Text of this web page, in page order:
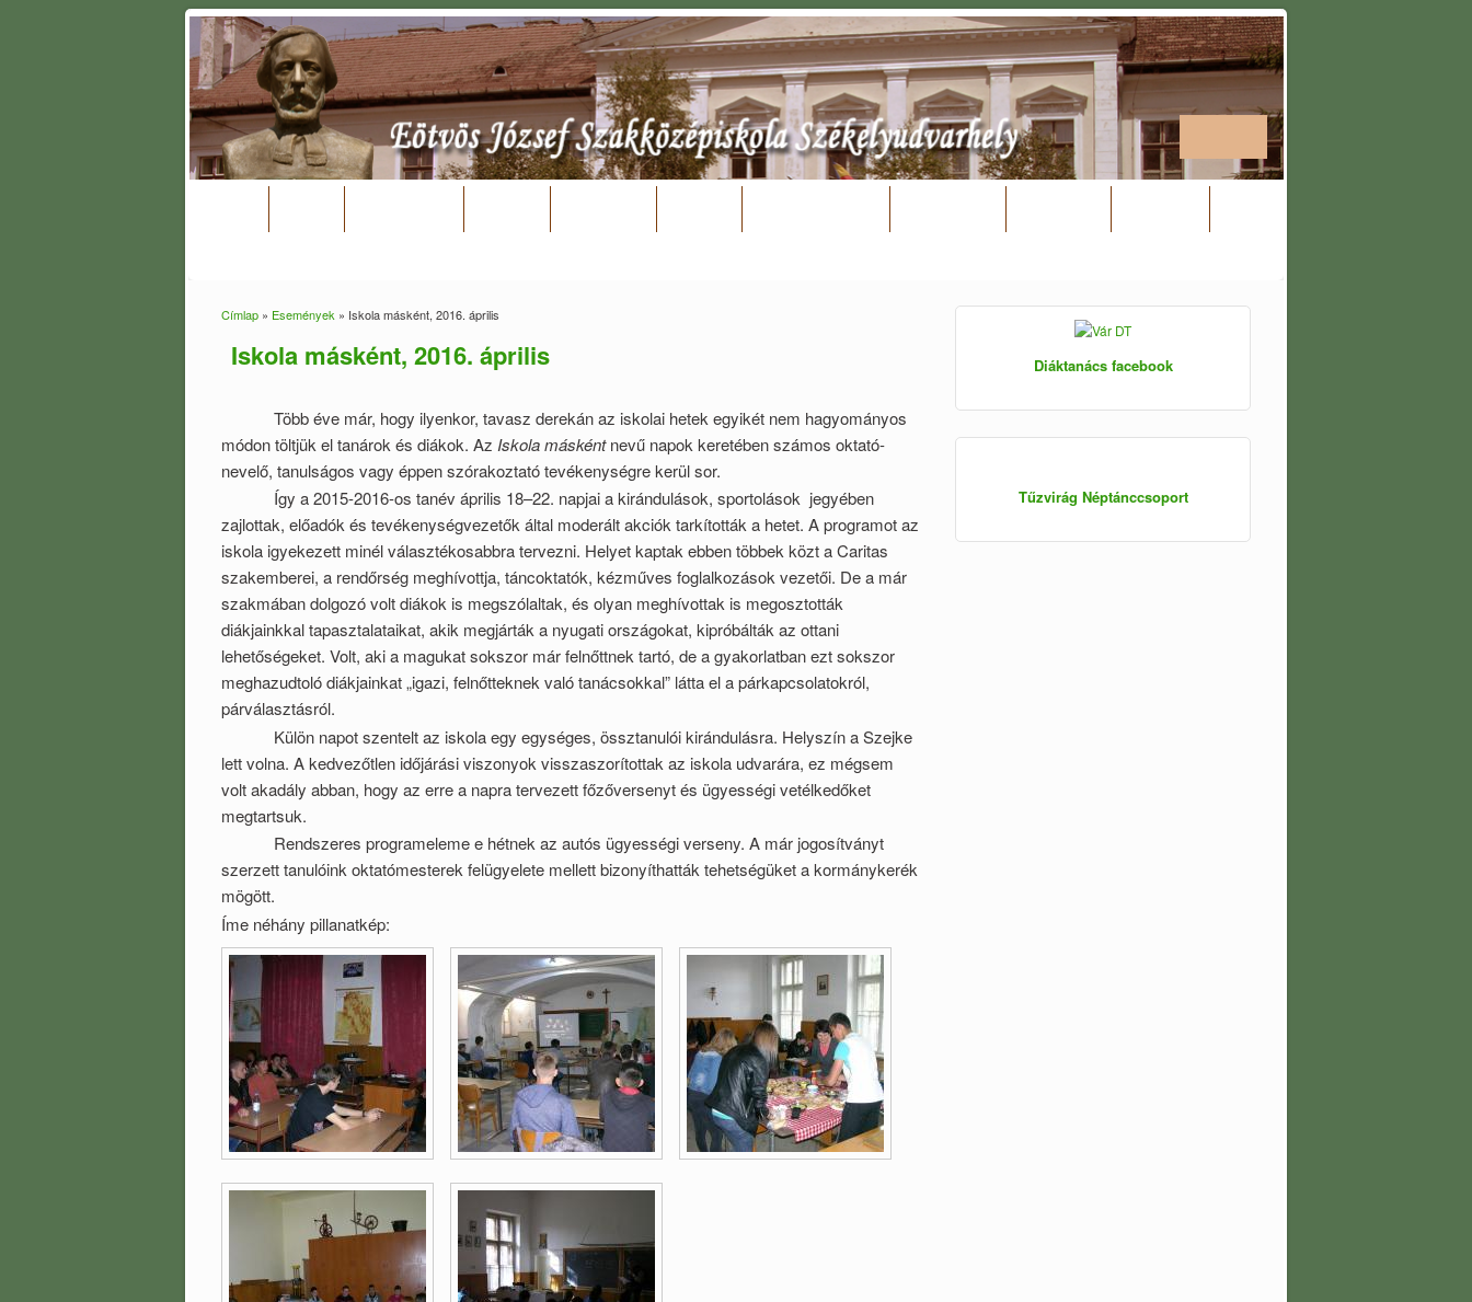
Címlap » Események » Iskola másként, 2016. április
Iskola másként, 2016. április
Több éve már, hogy ilyenkor, tavasz derekán az iskolai hetek egyikét nem hagyományos
módon töltjük el tanárok és diákok. Az Iskola máskéntnevű napok keretében számos oktató-
nevelő, tanulságos vagy éppen szórakoztató tevékenységre kerül sor.
Így a 2015-2016-os tanév április 18–22. napjai a kirándulások, sportolások jegyében
zajlottak, előadók és tevékenységvezetők által moderált akciók tarkították a hetet. A programot az
iskola igyekezett minél választékosabbra tervezni. Helyet kaptak ebben többek közt a Caritas
szakemberei, a rendőrség meghívottja, táncoktatók, kézműves foglalkozások vezetői. De a már
szakmában dolgozó volt diákok is megszólaltak, és olyan meghívottak is megosztották
diákjainkkal tapasztalataikat, akik megjárták a nyugati országokat, kipróbálták az ottani
lehetőségeket. Volt, aki a magukat sokszor már felnőttnek tartó, de a gyakorlatban ezt sokszor
meghazudtoló diákjainkat „igazi, felnőtteknek való tanácsokkal” látta el a párkapcsolatokról,
párválasztásról.
Külön napot szentelt az iskola egy egységes, össztanulói kirándulásra. Helyszín a Szejke
lett volna. A kedvezőtlen időjárási viszonyok visszaszorítottak az iskola udvarára, ez mégsem
volt akadály abban, hogy az erre a napra tervezett főzőversenyt és ügyességi vetélkedőket
megtartsuk.
Rendszeres programeleme e hétnek az autós ügyességi verseny. A már jogosítványt
szerzett tanulóink oktatómesterek felügyelete mellett bizonyíthatták tehetségüket a kormánykerék
mögött.
Íme néhány pillanatkép:
Diáktanács facebook
Tűzvirág Néptánccsoport